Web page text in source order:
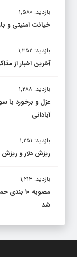
بازدید: ۱,۵۸۰
خیانت امنیتی و
بازدید: ۱,۳۵۲
آخرین اخبار از
بازدید: ۱,۲۸۸
عزل و برخورد با
آبادانی
بازدید: ۱,۲۵۱
ریزش دلار و
بازدید: ۱,۲۱۳
مصوبه
شد